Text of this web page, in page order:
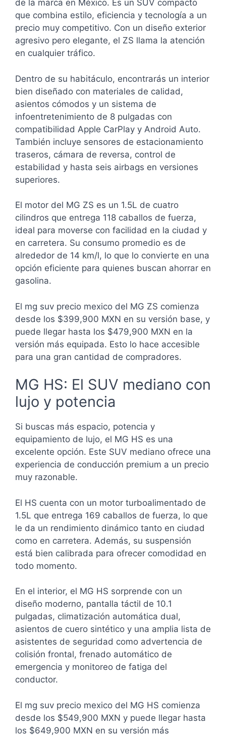
de la marca en México. Es un SUV compacto
que combina estilo, eficiencia y tecnología a un
precio muy competitivo. Con un diseño exterior
agresivo pero elegante, el ZS llama la atención
en cualquier tráfico.
Dentro de su habitáculo, encontrarás un interior
bien diseñado con materiales de calidad,
asientos cómodos y un sistema de
infoentretenimiento de 8 pulgadas con
compatibilidad Apple CarPlay y Android Auto.
También incluye sensores de estacionamiento
traseros, cámara de reversa, control de
estabilidad y hasta seis airbags en versiones
superiores.
El motor del MG ZS es un 1.5L de cuatro
cilindros que entrega 118 caballos de fuerza,
ideal para moverse con facilidad en la ciudad y
en carretera. Su consumo promedio es de
alrededor de 14 km/l, lo que lo convierte en una
opción eficiente para quienes buscan ahorrar en
gasolina.
El mg suv precio mexico del MG ZS comienza
desde los $399,900 MXN en su versión base, y
puede llegar hasta los $479,900 MXN en la
versión más equipada. Esto lo hace accesible
para una gran cantidad de compradores.
MG HS: El SUV mediano con
lujo y potencia
Si buscas más espacio, potencia y
equipamiento de lujo, el MG HS es una
excelente opción. Este SUV mediano ofrece una
experiencia de conducción premium a un precio
muy razonable.
El HS cuenta con un motor turboalimentado de
1.5L que entrega 169 caballos de fuerza, lo que
le da un rendimiento dinámico tanto en ciudad
como en carretera. Además, su suspensión
está bien calibrada para ofrecer comodidad en
todo momento.
En el interior, el MG HS sorprende con un
diseño moderno, pantalla táctil de 10.1
pulgadas, climatización automática dual,
asientos de cuero sintético y una amplia lista de
asistentes de seguridad como advertencia de
colisión frontal, frenado automático de
emergencia y monitoreo de fatiga del
conductor.
El mg suv precio mexico del MG HS comienza
desde los $549,900 MXN y puede llegar hasta
los $649,900 MXN en su versión más